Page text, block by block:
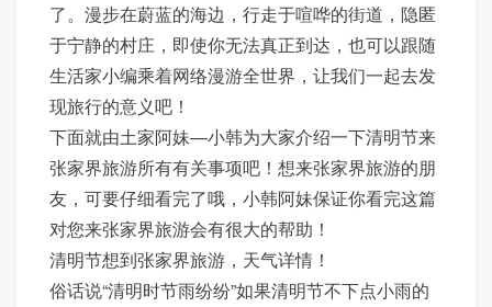
了。漫步在蔚蓝的海边，行走于喧哗的街道，隐匿
于宁静的村庄，即使你无法真正到达，也可以跟随
生活家小编乘着网络漫游全世界，让我们一起去发
现旅行的意义吧！
下面就由土家阿妹—小韩为大家介绍一下清明节来
张家界旅游所有有关事项吧！想来张家界旅游的朋
友，可要仔细看完了哦，小韩阿妹保证你看完这篇
对您来张家界旅游会有很大的帮助！
清明节想到张家界旅游，天气详情！
俗话说“清明时节雨纷纷”如果清明节不下点小雨的